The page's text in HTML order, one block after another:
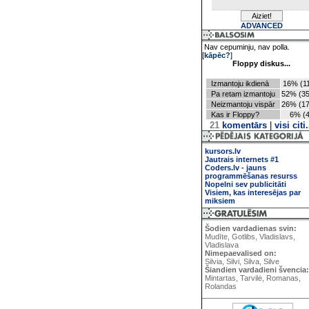
ADVANCED
Nav cepuminju, nav polla.
[kāpēc?]
Floppy diskus...
Izmantoju ikdienā
16%
Pa retam izmantoju
52%
Neizmantoju vispār
26%
Kas ir Floppy?
6%
21komentārs| visi
kursors.lv
Jautrais internets #1
Coders.lv - jauns
programmēšanas resurss
Nopelni sev publicitāti
Visiem, kas interesējas par
miksiem
Šodien vardadienas svin:
Mudīte, Gotlibs, Vladislavs,
Vladislava
Nimepaevalised on:
Silvia, Silvi, Silva, Silve
Šiandien vardadieni švencia:
Mintartas, Tarvilė, Romanas,
Rolandas